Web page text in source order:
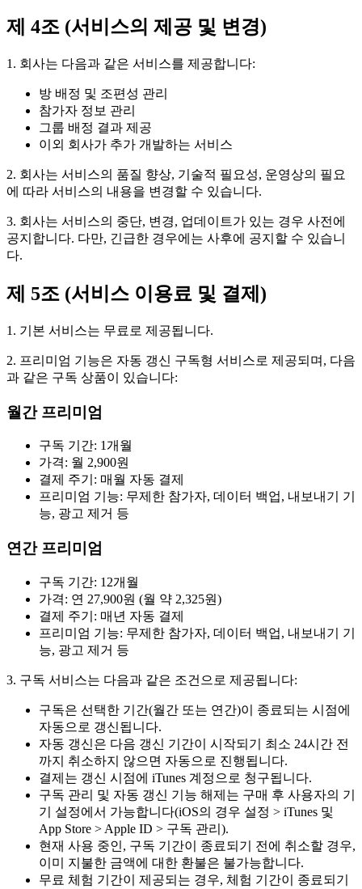
제 4조 (서비스의 제공 및 변경)
1. 회사는 다음과 같은 서비스를 제공합니다:
방 배정 및 조편성 관리
참가자 정보 관리
그룹 배정 결과 제공
이외 회사가 추가 개발하는 서비스
2. 회사는 서비스의 품질 향상, 기술적 필요성, 운영상의 필요
에 따라 서비스의 내용을 변경할 수 있습니다.
3. 회사는 서비스의 중단, 변경, 업데이트가 있는 경우 사전에
공지합니다. 다만, 긴급한 경우에는 사후에 공지할 수 있습니
다.
제 5조 (서비스 이용료 및 결제)
1. 기본 서비스는 무료로 제공됩니다.
2. 프리미엄 기능은 자동 갱신 구독형 서비스로 제공되며, 다음
과 같은 구독 상품이 있습니다:
월간 프리미엄
구독 기간: 1개월
가격: 월 2,900원
결제 주기: 매월 자동 결제
프리미엄 기능: 무제한 참가자, 데이터 백업, 내보내기 기
능, 광고 제거 등
연간 프리미엄
구독 기간: 12개월
가격: 연 27,900원 (월 약 2,325원)
결제 주기: 매년 자동 결제
프리미엄 기능: 무제한 참가자, 데이터 백업, 내보내기 기
능, 광고 제거 등
3. 구독 서비스는 다음과 같은 조건으로 제공됩니다:
구독은 선택한 기간(월간 또는 연간)이 종료되는 시점에
자동으로 갱신됩니다.
자동 갱신은 다음 갱신 기간이 시작되기 최소 24시간 전
까지 취소하지 않으면 자동으로 진행됩니다.
결제는 갱신 시점에 iTunes 계정으로 청구됩니다.
구독 관리 및 자동 갱신 기능 해제는 구매 후 사용자의 기
기 설정에서 가능합니다(iOS의 경우 설정 > iTunes 및
App Store > Apple ID > 구독 관리).
현재 사용 중인, 구독 기간이 종료되기 전에 취소할 경우,
이미 지불한 금액에 대한 환불은 불가능합니다.
무료 체험 기간이 제공되는 경우, 체험 기간이 종료되기